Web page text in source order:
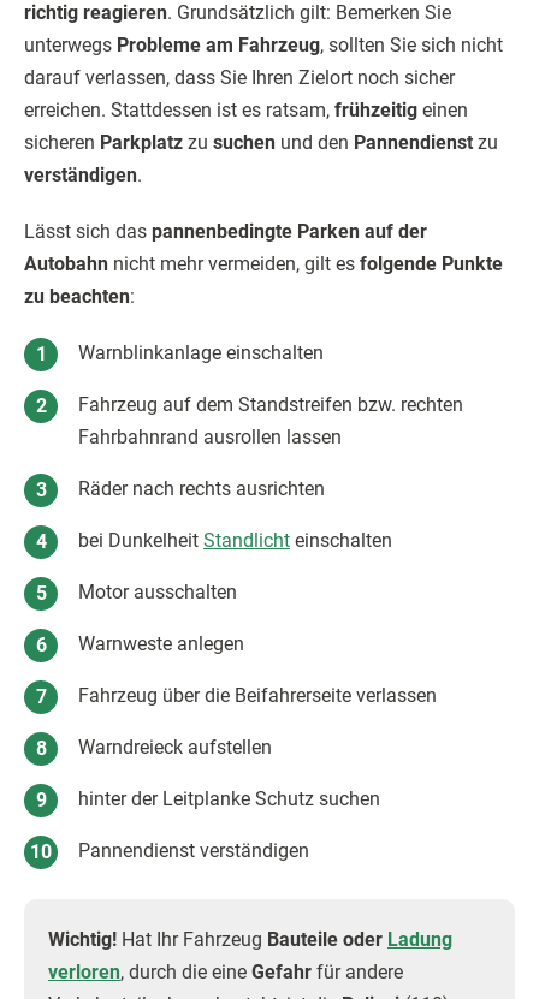
richtig reagieren. Grundsätzlich gilt: Bemerken Sie
unterwegs Probleme am Fahrzeug, sollten Sie sich nicht
darauf verlassen, dass Sie Ihren Zielort noch sicher
erreichen. Stattdessen ist es ratsam, frühzeitig einen
sicheren Parkplatz zu suchen und den Pannendienst zu
verständigen.
Lässt sich das pannenbedingte Parken auf der
Autobahn nicht mehr vermeiden, gilt es folgende Punkte
zu beachten:
Warnblinkanlage einschalten
Fahrzeug auf dem Standstreifen bzw. rechten
Fahrbahnrand ausrollen lassen
Räder nach rechts ausrichten
bei Dunkelheit Standlicht einschalten
Motor ausschalten
Warnweste anlegen
Fahrzeug über die Beifahrerseite verlassen
Warndreieck aufstellen
hinter der Leitplanke Schutz suchen
Pannendienst verständigen
Wichtig! Hat Ihr Fahrzeug Bauteile oder Ladung
verloren, durch die eine Gefahr für andere